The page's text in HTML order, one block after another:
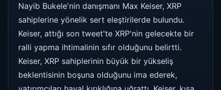
Nayib Bukele'nin danışmanı Max Keiser, XRP
sahiplerine yönelik sert eleştirilerde bulundu.
Keiser, attığı son tweet'te XRP'nin gelecekte bir
ralli yapma ihtimalinin sıfır olduğunu belirtti.
Keiser, XRP sahiplerinin büyük bir yükseliş
beklentisinin boşuna olduğunu ima ederek,